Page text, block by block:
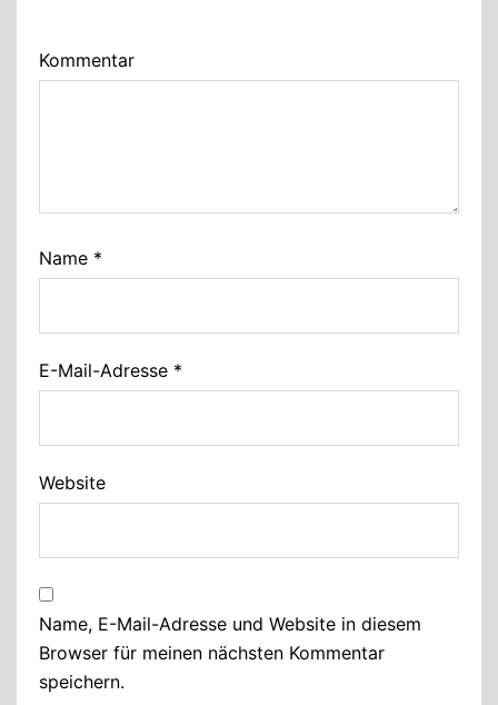
Kommentar
Name *
E-Mail-Adresse *
Website
Name, E-Mail-Adresse und Website in diesem
Browser für meinen nächsten Kommentar
speichern.